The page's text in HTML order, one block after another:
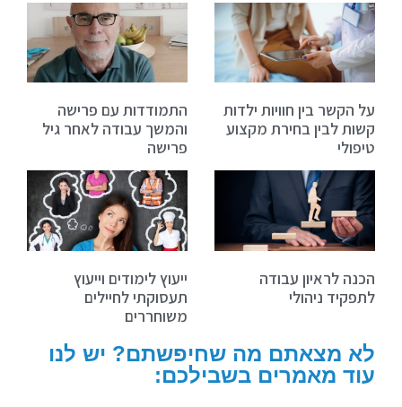
על הקשר בין חוויות ילדות
קשות לבין בחירת מקצוע
טיפולי
התמודדות עם פרישה
והמשך עבודה לאחר גיל
פרישה
הכנה לראיון עבודה
לתפקיד ניהולי
ייעוץ לימודים וייעוץ
תעסוקתי לחיילים
משוחררים
לא מצאתם מה שחיפשתם? יש לנו
עוד מאמרים בשבילכם: